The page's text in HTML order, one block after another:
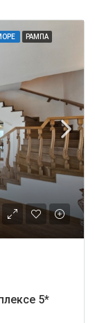
РАМПА
5*